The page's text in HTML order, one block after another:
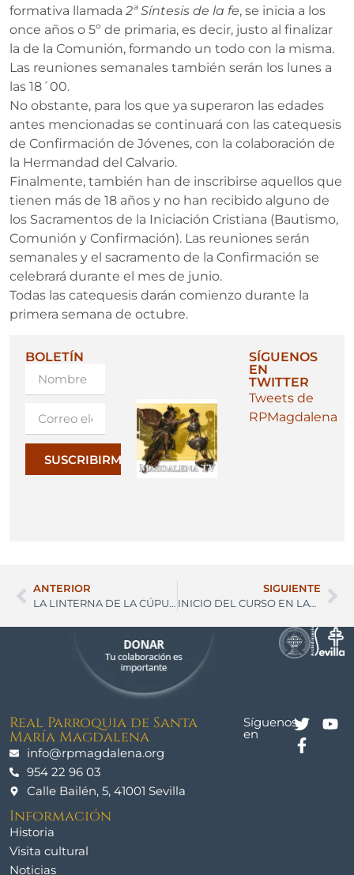
formativa llamada 2ª Síntesis de la fe, se inicia a los
once años o 5º de primaria, es decir, justo al finalizar
la de la Comunión, formando un todo con la misma.
Las reuniones semanales también serán los lunes a
las 18´00.
No obstante, para los que ya superaron las edades
antes mencionadas se continuará con las catequesis
de Confirmación de Jóvenes, con la colaboración de
la Hermandad del Calvario.
Finalmente, también han de inscribirse aquellos que
tienen más de 18 años y no han recibido alguno de
los Sacramentos de la Iniciación Cristiana (Bautismo,
Comunión y Confirmación). Las reuniones serán
semanales y el sacramento de la Confirmación se
celebrará durante el mes de junio.
Todas las catequesis darán comienzo durante la
primera semana de octubre.
BOLETÍN
SUSCRIBIRME
SÍGUENOS
EN
TWITTER
Tweets de
RPMagdalena
ANTERIOR
LA LINTERNA DE LA CÚPULA RECUPERA SU ESPLENDOR ORIGINAL
SIGUIENTE
INICIO DEL CURSO EN LAS HERMANDADES DE LA FELIGRESÍA
Real Parroquia de Santa
María Magdalena
info@rpmagdalena.org
954 22 96 03
Calle Bailén, 5, 41001 Sevilla
Síguenos
en
Información
Historia
Visita cultural
Noticias